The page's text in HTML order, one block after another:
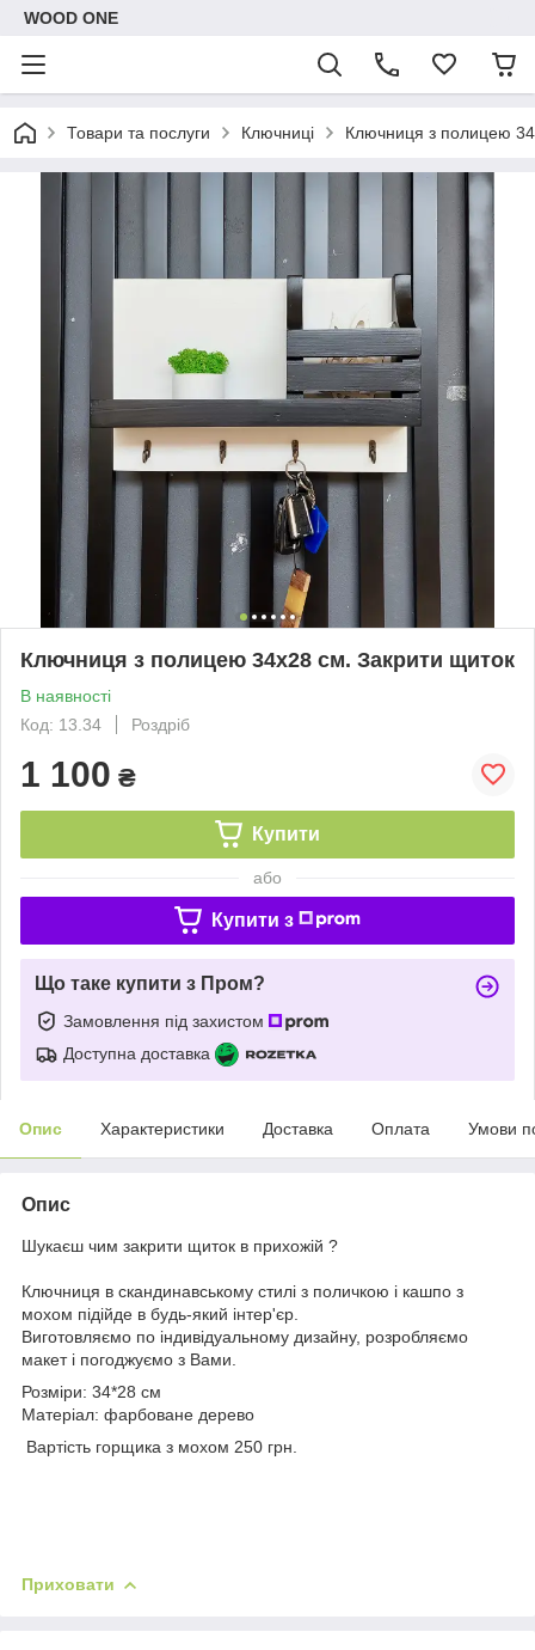
WOOD ONE
Товари та послуги Ключниці Ключниця з полицею
Ключниця з полицею 34х28 см. Закрити щиток
В наявності
Код: 13.34
Роздріб
1 100 ₴
Купити
або
Купити з
Що таке купити з Пром?
Замовлення під захистом
Доступна доставка
Опис Характеристики Доставка Оплата Умови
Опис
Шукаєш чим закрити щиток в прихожій ?
Ключниця в скандинавському стилі з поличкою і кашпо з
мохом підійде в будь-який інтер'єр.
Виготовляємо по індивідуальному дизайну, розробляємо
макет і погоджуємо з Вами.
Розміри: 34*28 см
Матеріал: фарбоване дерево
Вартість горщика з мохом 250 грн.
Приховати